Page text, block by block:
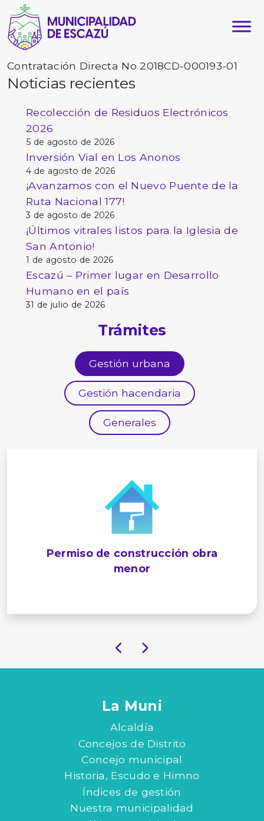
Contratación Directa No 2018CD-000193-01
Noticias recientes
Recolección de Residuos Electrónicos
2026
5 de agosto de 2026
Inversión Vial en Los Anonos
4 de agosto de 2026
¡Avanzamos con el Nuevo Puente de la
Ruta Nacional 177!
3 de agosto de 2026
¡Últimos vitrales listos para la Iglesia de
San Antonio!
1 de agosto de 2026
Escazú – Primer lugar en Desarrollo
Humano en el país
31 de julio de 2026
Trámites
Gestión urbana
Gestión hacendaria
Generales
Permiso de construcción obra
menor
La Muni
Alcaldía
Concejos de Distrito
Concejo municipal
Historia, Escudo e Himno
Índices de gestión
Nuestra municipalidad